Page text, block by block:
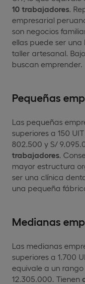
10 trabajadores .
empresarial
son negocios
ellas puede ser
taller artesanal.
buscan emprender.
Pequeñas
Las pequeñas
superiores a 150
802.500 y S/
trabajadores .
mayor estructura
ser una clínica
una pequeña
Medianas
Las medianas
superiores a 1.700
equivale a un
12.305.000. Tienen